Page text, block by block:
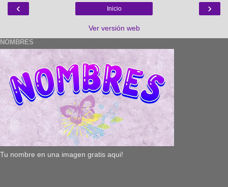
‹ ›
Inicio
Ver versión web
NOMBRES
Tu nombre en una imagen gratis aqui!